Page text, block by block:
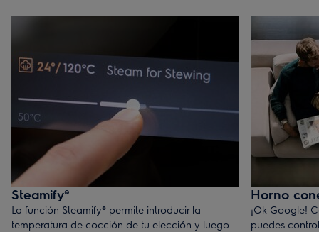
Steamify®
La función Steamify® permite introducir la
temperatura de cocción de tu elección y luego
Horno
¡Ok Google!
puedes